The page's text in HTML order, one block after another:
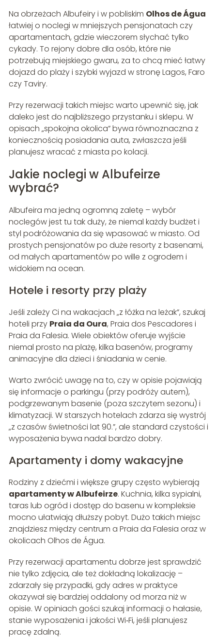
Na obrzeżach Albufeiry i w pobliskim Olhos de Água
łatwiej o noclegi w mniejszych pensjonatach czy
apartamentach, gdzie wieczorem słychać tylko
cykady. To rejony dobre dla osób, które nie
potrzebują miejskiego gwaru, za to chcą mieć łatwy
dojazd do plaży i szybki wyjazd w stronę Lagos, Faro
czy Taviry.
Przy rezerwacji takich miejsc warto upewnić się, jak
daleko jest do najbliższego przystanku i sklepu. W
opisach „spokojna okolica” bywa równoznaczna z
koniecznością posiadania auta, zwłaszcza jeśli
planujesz wracać z miasta po kolacji.
Jakie noclegi w Albufeirze
wybrać?
Albufeira ma jedną ogromną zaletę – wybór
noclegów jest tu tak duży, że niemal każdy budżet i
styl podróżowania da się wpasować w miasto. Od
prostych pensjonatów po duże resorty z basenami,
od małych apartamentów po wille z ogrodem i
widokiem na ocean.
Hotele i resorty przy plaży
Jeśli zależy Ci na wakacjach „z łóżka na leżak”, szukaj
hoteli przy Praia da Oura, Praia dos Pescadores i
Praia da Falesia. Wiele obiektów oferuje wyjście
niemal prosto na plażę, kilka basenów, programy
animacyjne dla dzieci i śniadania w cenie.
Warto zwrócić uwagę na to, czy w opisie pojawiają
się informacje o parkingu (przy podróży autem),
podgrzewanym basenie (poza szczytem sezonu) i
klimatyzacji. W starszych hotelach zdarza się wystrój
„z czasów świetności lat 90.”, ale standard czystości i
wyposażenia bywa nadal bardzo dobry.
Apartamenty i domy wakacyjne
Rodziny z dziećmi i większe grupy często wybierają
apartamenty w Albufeirze. Kuchnia, kilka sypialni,
taras lub ogród i dostęp do basenu w kompleksie
mocno ułatwiają dłuższy pobyt. Dużo takich miejsc
znajdziesz między centrum a Praia da Falesia oraz w
okolicach Olhos de Água.
Przy rezerwacji apartamentu dobrze jest sprawdzić
nie tylko zdjęcia, ale też dokładną lokalizację –
zdarzały się przypadki, gdy adres w praktyce
okazywał się bardziej oddalony od morza niż w
opisie. W opiniach gości szukaj informacji o hałasie,
stanie wyposażenia i jakości Wi‑Fi, jeśli planujesz
pracę zdalną.